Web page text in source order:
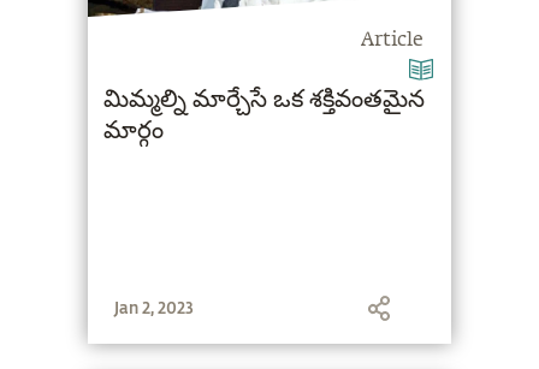
Article
మిమ్మల్ని మార్చేసే ఒక శక్తివంతమైన
మార్గం
Jan 2, 2023